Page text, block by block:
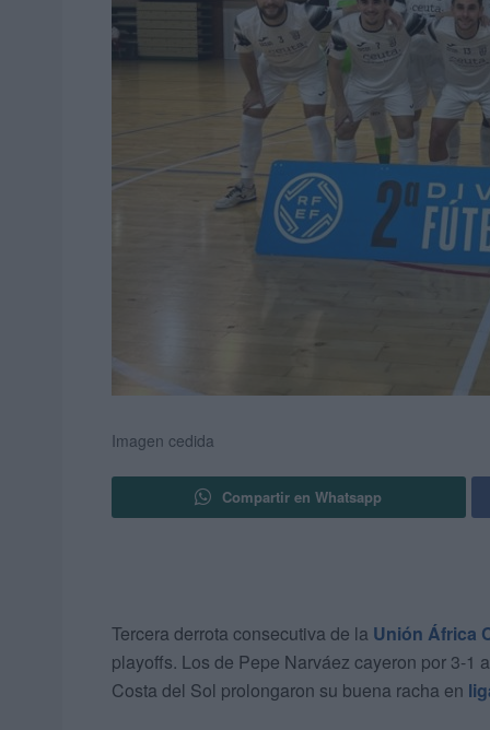
Imagen cedida
Compartir en Whatsapp
Tercera derrota consecutiva de la Unión África
playoffs. Los de Pepe Narváez cayeron por 3-1
Costa del Sol prolongaron su buena racha en